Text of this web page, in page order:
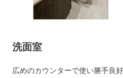
洗面室
広めのカウンターで使い勝手良